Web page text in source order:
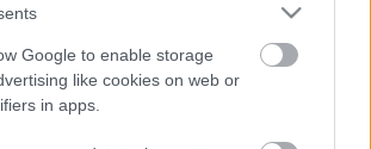
Google to enable storage
like cookies on web or
in apps.